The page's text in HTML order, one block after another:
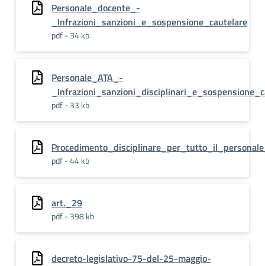
Personale_docente_-
_Infrazioni_sanzioni_e_sospensione_cautelare
pdf - 34 kb
Personale_ATA_-
pdf - 33 kb
pdf - 44 kb
art._29
pdf - 398 kb
decreto-legislativo-75-del-25-maggio-